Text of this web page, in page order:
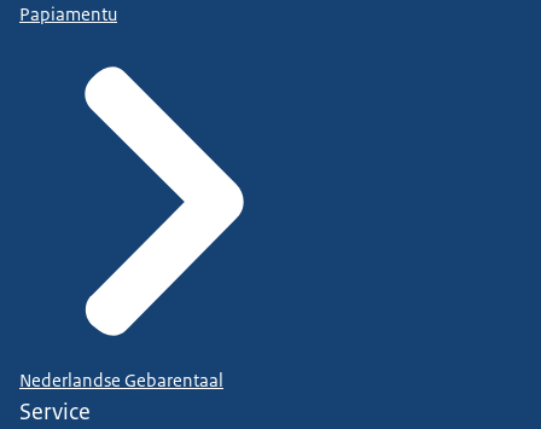
Papiamentu
Nederlandse Gebarentaal
Service